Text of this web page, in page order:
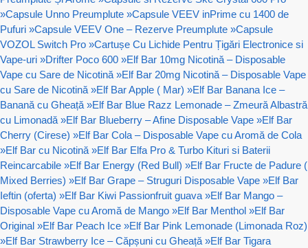
»Capsule Unno Preumplute »Capsule VEEV inPrime cu 1400 de
Pufuri »Capsule VEEV One – Rezerve Preumplute »Capsule
VOZOL Switch Pro »Cartușe Cu Lichide Pentru Țigări Electronice si
Vape-uri »Drifter Poco 600 »Elf Bar 10mg Nicotină – Disposable
Vape cu Sare de Nicotină »Elf Bar 20mg Nicotină – Disposable Vape
cu Sare de Nicotină »Elf Bar Apple ( Mar) »Elf Bar Banana Ice –
Banană cu Gheață »Elf Bar Blue Razz Lemonade – Zmeură Albastră
cu Limonadă »Elf Bar Blueberry – Afine Disposable Vape »Elf Bar
Cherry (Cirese) »Elf Bar Cola – Disposable Vape cu Aromă de Cola
»Elf Bar cu Nicotină »Elf Bar Elfa Pro & Turbo Kituri si Baterii
Reincarcabile »Elf Bar Energy (Red Bull) »Elf Bar Fructe de Padure (
Mixed Berries) »Elf Bar Grape – Struguri Disposable Vape »Elf Bar
Ieftin (oferta) »Elf Bar Kiwi Passionfruit guava »Elf Bar Mango –
Disposable Vape cu Aromă de Mango »Elf Bar Menthol »Elf Bar
Original »Elf Bar Peach Ice »Elf Bar Pink Lemonade (Limonada Roz)
»Elf Bar Strawberry Ice – Căpșuni cu Gheață »Elf Bar Tigara